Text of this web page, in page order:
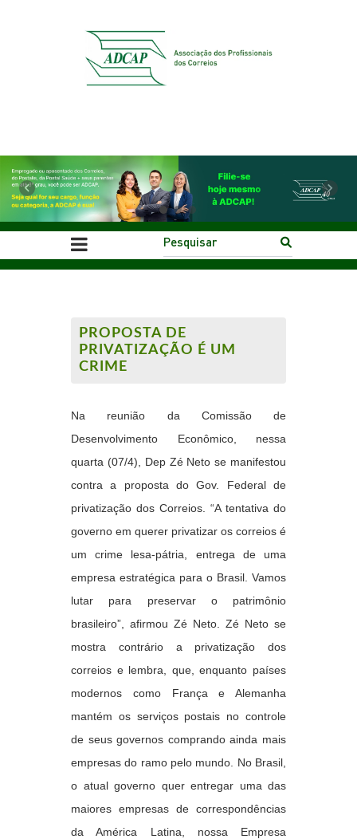
Previous Next
PROPOSTA DE
PRIVATIZAÇÃO É UM
CRIME
Na reunião da Comissão de
Desenvolvimento Econômico, nessa
quarta (07/4), Dep Zé Neto se manifestou
contra a proposta do Gov. Federal de
privatização dos Correios. “A tentativa do
governo em querer privatizar os correios é
um crime lesa-pátria, entrega de uma
empresa estratégica para o Brasil. Vamos
lutar para preservar o patrimônio
brasileiro”, afirmou Zé Neto. Zé Neto se
mostra contrário a privatização dos
correios e lembra, que, enquanto países
modernos como França e Alemanha
mantém os serviços postais no controle
de seus governos comprando ainda mais
empresas do ramo pelo mundo. No Brasil,
o atual governo quer entregar uma das
maiores empresas de correspondências
da América Latina, nossa Empresa